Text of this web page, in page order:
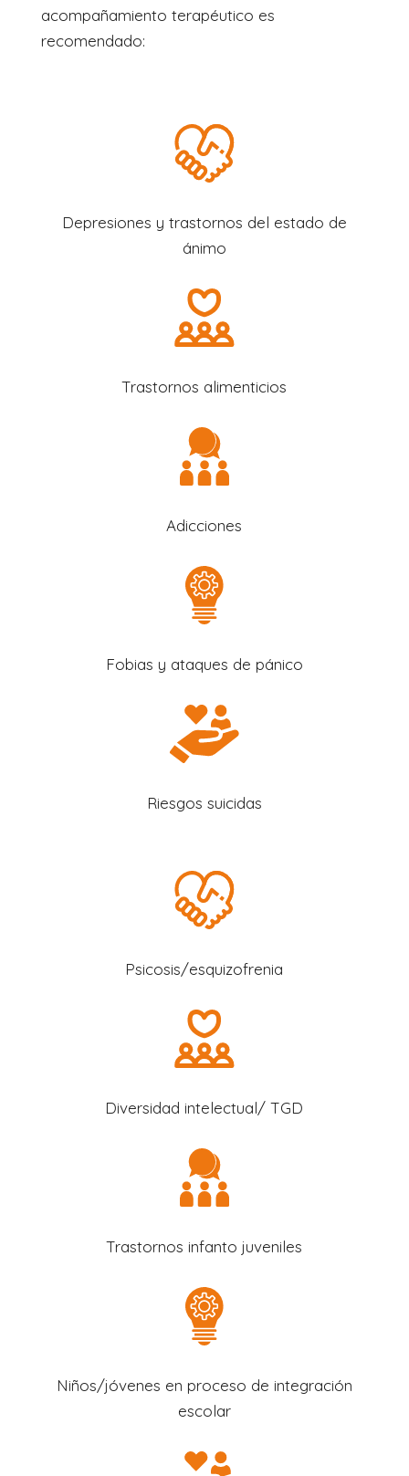
acompañamiento terapéutico es
recomendado:
Depresiones y trastornos del estado de
ánimo
Trastornos alimenticios
Adicciones
Fobias y ataques de pánico
Riesgos suicidas
Psicosis/esquizofrenia
Diversidad intelectual/ TGD
Trastornos infanto juveniles
Niños/jóvenes en proceso de integración
escolar